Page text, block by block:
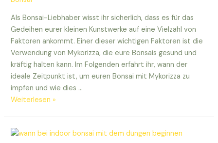
Als Bonsai-Liebhaber wisst ihr sicherlich, dass es für das
Gedeihen eurer kleinen Kunstwerke auf eine Vielzahl von
Faktoren ankommt. Einer dieser wichtigen Faktoren ist die
Verwendung von Mykorizza, die eure Bonsais gesund und
kräftig halten kann. Im Folgenden erfahrt ihr, wann der
ideale Zeitpunkt ist, um euren Bonsai mit Mykorizza zu
impfen und wie dies …
Wann
Bonsai
Weiterlesen »